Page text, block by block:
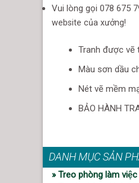
Vui lòng gọi 078 675
website của xưởng!
Tranh được vẽ
Màu sơn dầu
Nét vẽ mềm
BẢO HÀNH
DANH MỤC SẢN
» Treo phòng làm việc